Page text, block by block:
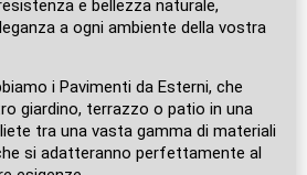
e bellezza naturale,
a ogni ambiente della vostra
i Pavimenti da Esterni, che
giardino, terrazzo o patio in una
tra una vasta gamma di materiali
si adatteranno perfettamente al